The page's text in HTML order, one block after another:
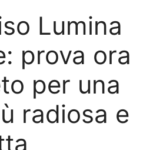
Lumina
prova ora
per una
radiosa e